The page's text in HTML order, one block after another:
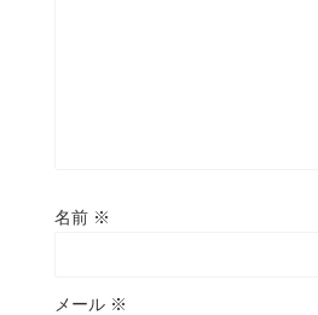
名前 ※
メール ※